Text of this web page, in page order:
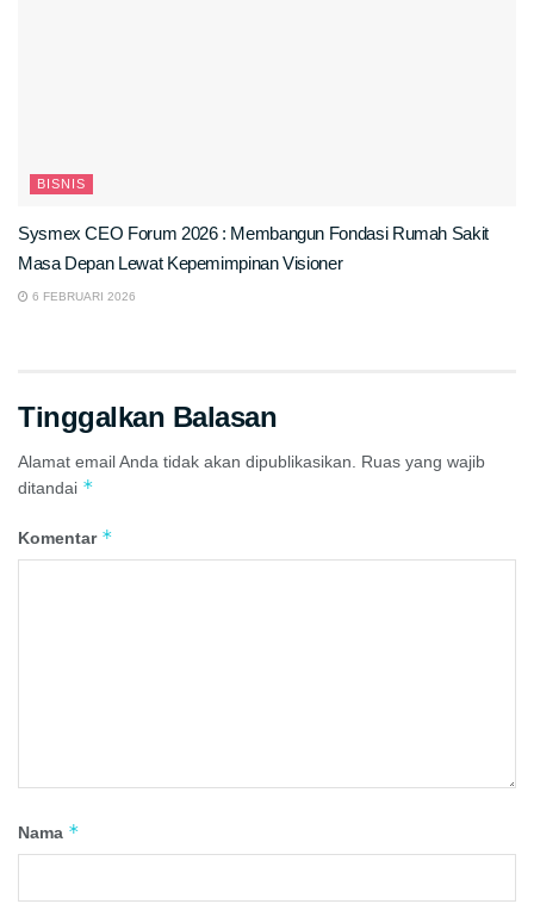
BISNIS
Sysmex CEO Forum 2026 : Membangun Fondasi Rumah Sakit
Masa Depan Lewat Kepemimpinan Visioner
6 FEBRUARI 2026
Tinggalkan Balasan
Alamat email Anda tidak akan dipublikasikan. Ruas yang wajib
ditandai *
Komentar *
Nama *